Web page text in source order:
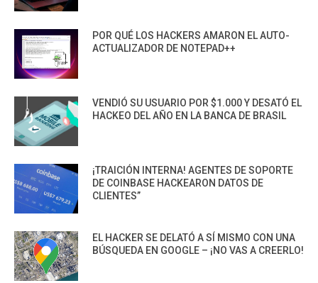
POR QUÉ LOS HACKERS AMARON EL AUTO-
ACTUALIZADOR DE NOTEPAD++
VENDIÓ SU USUARIO POR $1.000 Y DESATÓ EL
HACKEO DEL AÑO EN LA BANCA DE BRASIL
¡TRAICIÓN INTERNA! AGENTES DE SOPORTE
DE COINBASE HACKEARON DATOS DE
CLIENTES”
EL HACKER SE DELATÓ A SÍ MISMO CON UNA
BÚSQUEDA EN GOOGLE – ¡NO VAS A CREERLO!